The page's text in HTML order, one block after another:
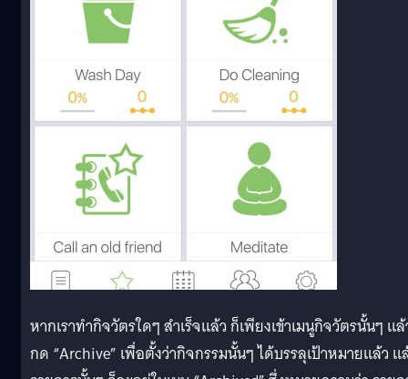
หากเราทำกิจวัตรใดๆ สำเร็จแล้ว ก็เพียงเข้าเมนูกิจวัตรนั้นๆ แ
กด “Archive” เพื่อตั้งว่ากิจกรรมนั้นๆ ได้บรรลุเป้าหมายแล้ว แ